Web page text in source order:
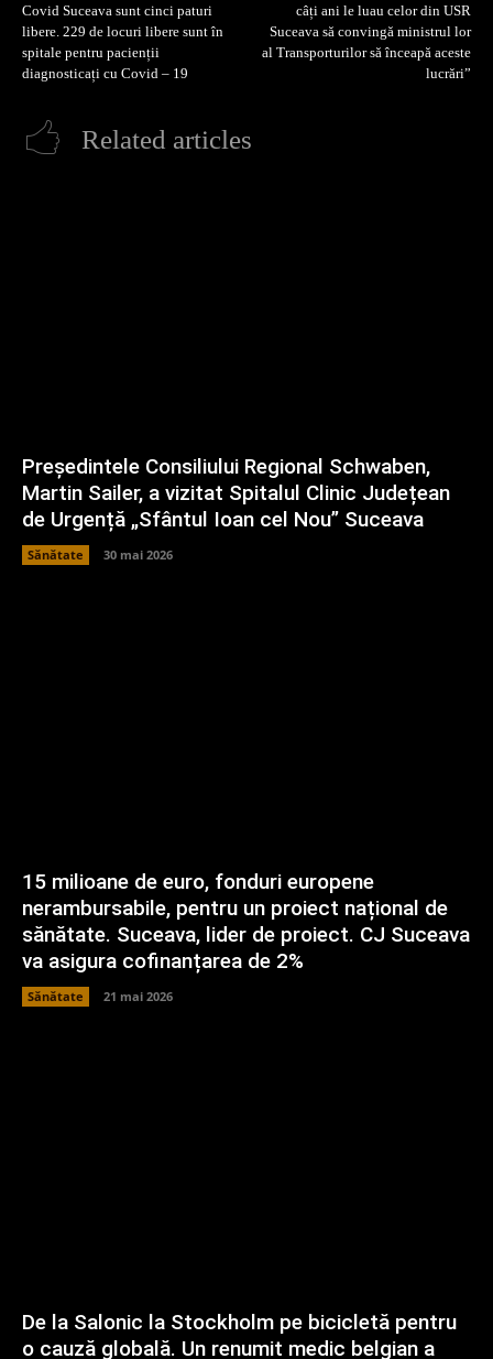
Covid Suceava sunt cinci paturi
libere. 229 de locuri libere sunt în
spitale pentru pacienții
diagnosticați cu Covid – 19
câți ani le luau celor din USR
Suceava să convingă ministrul lor
al Transporturilor să înceapă aceste
lucrări”
Related articles
Președintele Consiliului Regional Schwaben,
Martin Sailer, a vizitat Spitalul Clinic Județean
de Urgență „Sfântul Ioan cel Nou” Suceava
Sănătate 30 mai 2026
15 milioane de euro, fonduri europene
nerambursabile, pentru un proiect național de
sănătate. Suceava, lider de proiect. CJ Suceava
va asigura cofinanțarea de 2%
Sănătate 21 mai 2026
De la Salonic la Stockholm pe bicicletă pentru
o cauză globală. Un renumit medic belgian a